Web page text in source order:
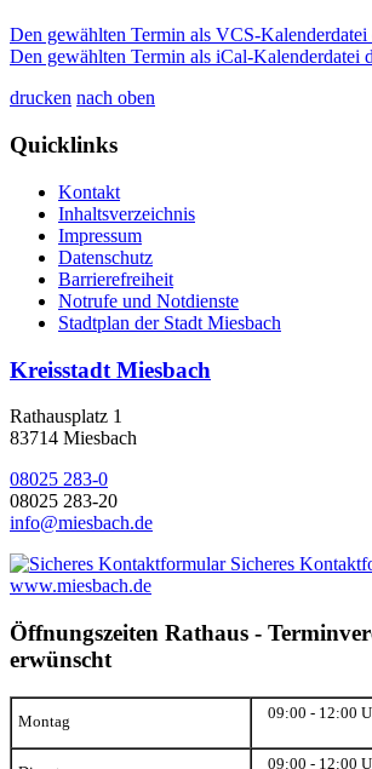
Den gewählten Termin als VCS-
Den gewählten Termin als iCal-Kalenderdatei
drucken nach oben
Quicklinks
Kontakt
Inhaltsverzeichnis
Impressum
Datenschutz
Barrierefreiheit
Notrufe und Notdienste
Stadtplan der Stadt Miesbach
Kreisstadt Miesbach
Rathausplatz 1
83714 Miesbach
08025 283-0
08025 283-20
info@miesbach.de
Sicheres
www.miesbach.de
Öffnungszeiten Rathaus -
erwünscht
Montag
09:00 - 12:00
09:00 - 12:00